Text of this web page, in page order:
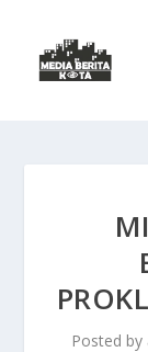
Posted by